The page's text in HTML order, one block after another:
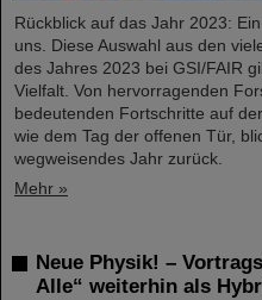
Rückblick auf das Jahr 2023:
uns. Diese Auswahl aus den
des Jahres 2023 bei GSI/FAIR
Vielfalt. Von hervorragenden
bedeutenden Fortschritte auf
wie dem Tag der offenen Tür,
wegweisendes Jahr zurück.
Mehr »
Neue Physik! –
Alle“ weiterhin als